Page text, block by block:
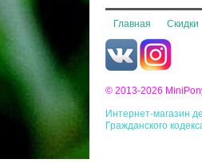
Главная Скидки
© 2013-2026
Интернет-магазин
Гражданского